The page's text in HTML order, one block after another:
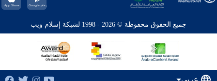
جميع الحقوق محفوظة © 2026 - 1998 لشبكة إسلام ويب